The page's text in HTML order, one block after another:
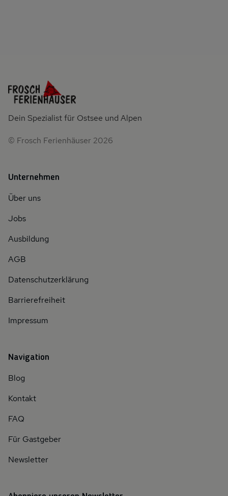
Dein Spezialist für Ostsee und Alpen
© Frosch Ferienhäuser 2026
Unternehmen
Über uns
Jobs
Ausbildung
AGB
Datenschutzerklärung
Barrierefreiheit
Impressum
Navigation
Blog
Kontakt
FAQ
Für Gastgeber
Newsletter